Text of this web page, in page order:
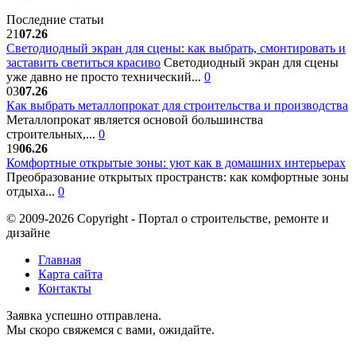
Последние статьи
2107.26
Светодиодный экран для сцены: как выбрать, смонтировать и
заставить светиться красиво Светодиодный экран для сцены
уже давно не просто технический... 0
0307.26
Как выбрать металлопрокат для строительства и производства
Металлопрокат является основой большинства
строительных,... 0
1906.26
Комфортные открытые зоны: уют как в домашних интерьерах
Преобразование открытых пространств: как комфортные зоны
отдыха... 0
© 2009-2026 Copyright - Портал о строительстве, ремонте и
дизайне
Главная
Карта сайта
Контакты
Заявка успешно отправлена.
Мы скоро свяжемся с вами, ожидайте.